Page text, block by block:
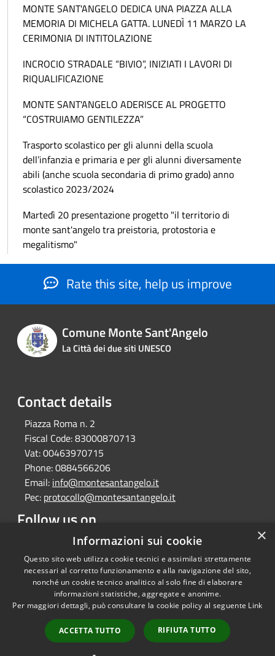
MONTE SANT'ANGELO DEDICA UNA PIAZZA ALLA
MEMORIA DI MICHELA GATTA. LUNEDÌ 11 MARZO LA
CERIMONIA DI INTITOLAZIONE
INCROCIO STRADALE “BIVIO”, INIZIATI I LAVORI DI
RIQUALIFICAZIONE
MONTE SANT'ANGELO ADERISCE AL PROGETTO
“COSTRUIAMO GENTILEZZA”
Trasporto scolastico per gli alunni della scuola
dell’infanzia e primaria e per gli alunni diversamente
abili (anche scuola secondaria di primo grado) anno
scolastico 2023/2024
Martedì 20 presentazione progetto "il territorio di
monte sant'angelo tra preistoria, protostoria e
megalitismo"
Rate this site, help us improve
Comune Monte Sant'Angelo
La Città dei due siti UNESCO
Contact details
Piazza Roma n. 2
Fiscal Code:83000870713
Vat:00463970715
Phone:0884566206
Email: info@montesantangelo.it
Pec: protocollo@montesantangelo.it
Follow us on
FacebookYoutubeInstagramTelegramWhatsapp
RSS
Accessibility
Copyright © 2026 • Comune
Monte Sant'Angelo • Powered
byMunicipium
Admin
access
×
Informazioni sui cookie
Questo sito web utilizza cookie tecnici e assimilati strettamente
necessari al corretto funzionamento e alla navigazione del sito,
nonché un cookie tecnico analitico al solo fine di elaborare
informazioni statistiche, aggregate e anonime.
Per maggiori dettagli, può consultare la cookie policy al seguente Link
ACCETTA TUTTO RIFIUTA TUTTO